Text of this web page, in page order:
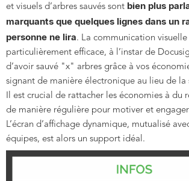
et visuels d’arbres sauvés sont bien plus
marquants que quelques lignes dans un
personne ne lira. La communication
particulièrement efficace, à l’instar de
d’avoir sauvé "x" arbres grâce à vos
signant de manière électronique au lieu de la
Il est crucial de rattacher les économies à du
de manière régulière pour motiver et
L’écran d’affichage dynamique, mutualisé
équipes, est alors un support idéal.